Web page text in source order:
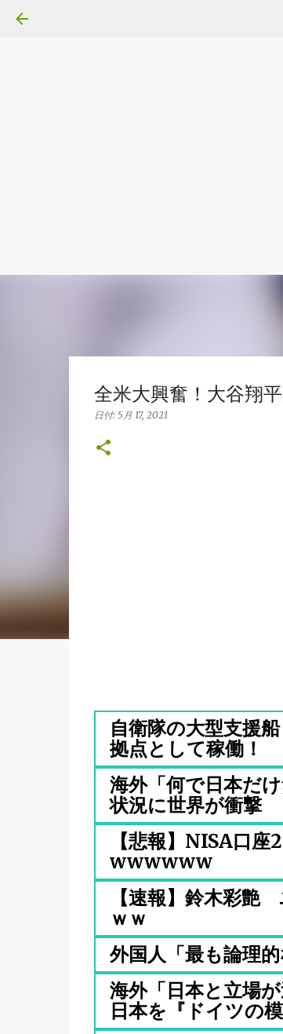
全米大興奮！大谷翔
日付: 5月 17, 2021
自衛隊の大型支援
拠点として稼働！
海外「何で日本だ
状況に世界が衝撃
【悲報】NISA口
wwwwww
【速報】鈴木彩艶
ｗｗ
外国人「最も論理
海外「日本と立場
日本を『ドイツの